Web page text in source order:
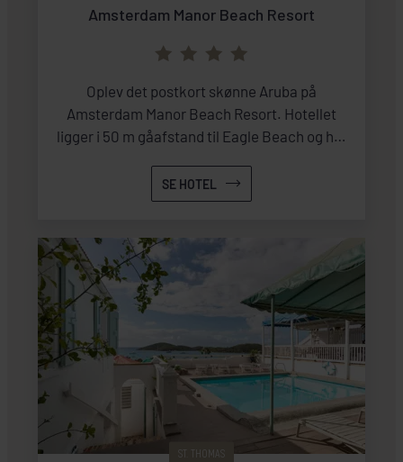
Amsterdam Manor Beach Resort
Oplev det postkort skønne Aruba på
Amsterdam Manor Beach Resort. Hotellet
ligger i 50 m gåafstand til Eagle Beach og her
restaurant og bar.
SE HOTEL
ST. THOMAS